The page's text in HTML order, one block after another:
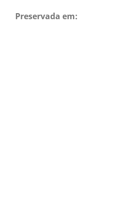
Preservada em: